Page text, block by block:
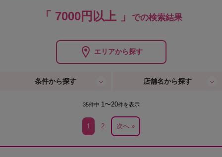
「 7000円以上 」 での検索結果
エリアから探す
条件から探す 店舗名から探す
35件中 1〜20件を表示
1 2 次へ »